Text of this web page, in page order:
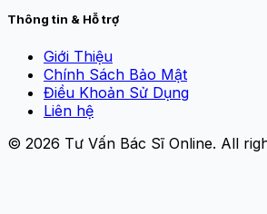
Thông tin & Hỗ trợ
Giới Thiệu
Chính Sách Bảo Mật
Điều Khoản Sử Dụng
Liên hệ
© 2026 Tư Vấn Bác Sĩ Online. All